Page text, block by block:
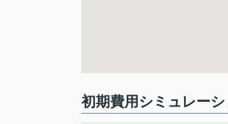
初期費用シミュレーシ